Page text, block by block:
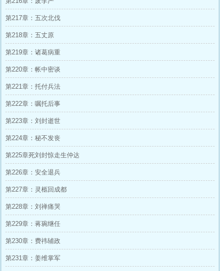
第217章：五次北伐
第218章：五丈原
第219章：诸葛病重
第220章：帐中密谈
第221章：托付兵法
第222章：嘱托后事
第223章：刘封逝世
第224章：秘不发丧
第225章死刘封惊走生仲达
第226章：安全退兵
第227章：灵柩回成都
第228章：刘禅痛哭
第229章：蒋琬继任
第230章：费祎辅政
第231章：姜维掌军